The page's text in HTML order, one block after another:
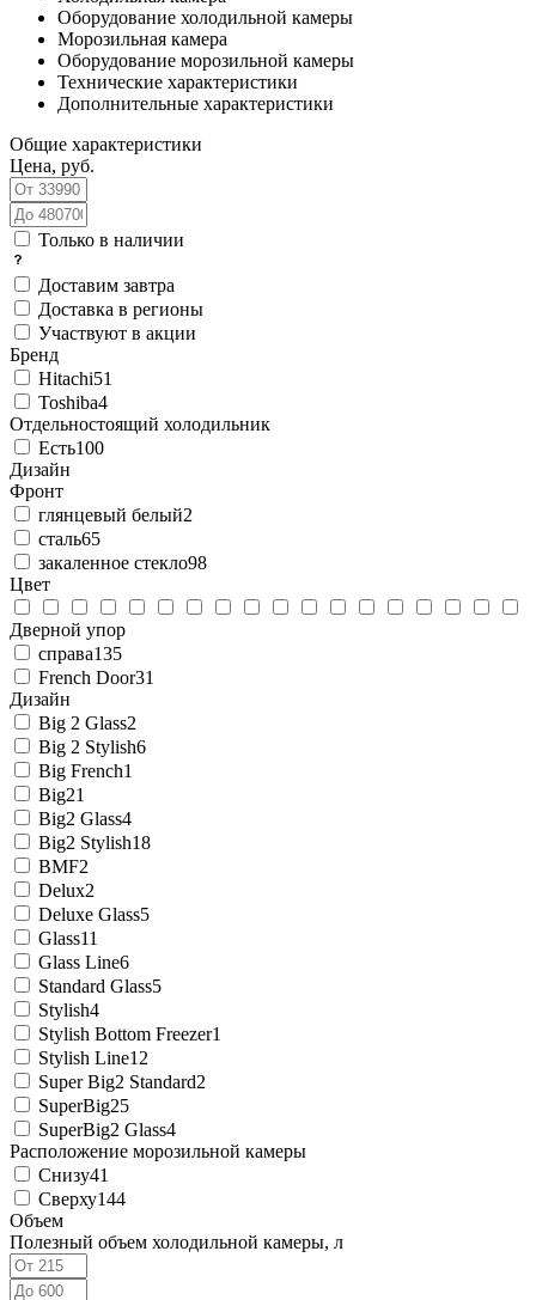
Оборудование холодильной камеры
Морозильная камера
Оборудование морозильной камеры
Технические характеристики
Дополнительные характеристики
Общие характеристики
Цена, руб.
Только в наличии
Доставим завтра
Доставка в регионы
Участвуют в акции
Бренд
Hitachi51
Toshiba4
Отдельностоящий холодильник
Есть100
Дизайн
Фронт
глянцевый белый2
сталь65
закаленное стекло98
Цвет
Дверной упор
справа135
French Door31
Дизайн
Big 2 Glass2
Big 2 Stylish6
Big French1
Big21
Big2 Glass4
Big2 Stylish18
BMF2
Delux2
Deluxe Glass5
Glass11
Glass Line6
Standard Glass5
Stylish4
Stylish Bottom Freezer1
Stylish Line12
Super Big2 Standard2
SuperBig25
SuperBig2 Glass4
Расположение морозильной камеры
Снизу41
Сверху144
Объем
Полезный объем холодильной камеры, л